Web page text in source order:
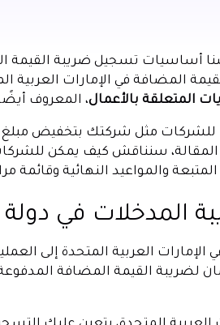
أساسيات تسجيل ضريبة
المضافة في الإمارات العربية
المتعلقة بالأعمال، المعروف
مثل شركتك بتخفيض مبلغ
سنناقش كيف يمكن للشركات
والمواعيد النهائية
المدخلات في دولة
الإمارات العربية المتحدة إلى
لضريبة القيمة المضافة